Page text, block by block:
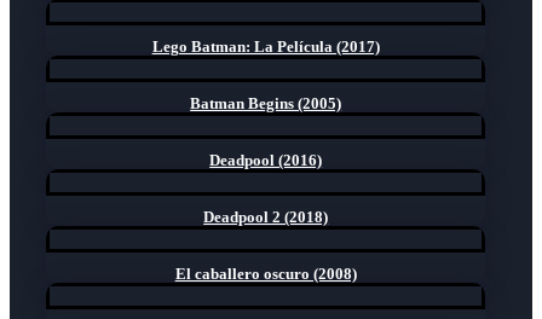
Lego Batman: La Película (2017)
Batman Begins (2005)
Deadpool (2016)
Deadpool 2 (2018)
El caballero oscuro (2008)